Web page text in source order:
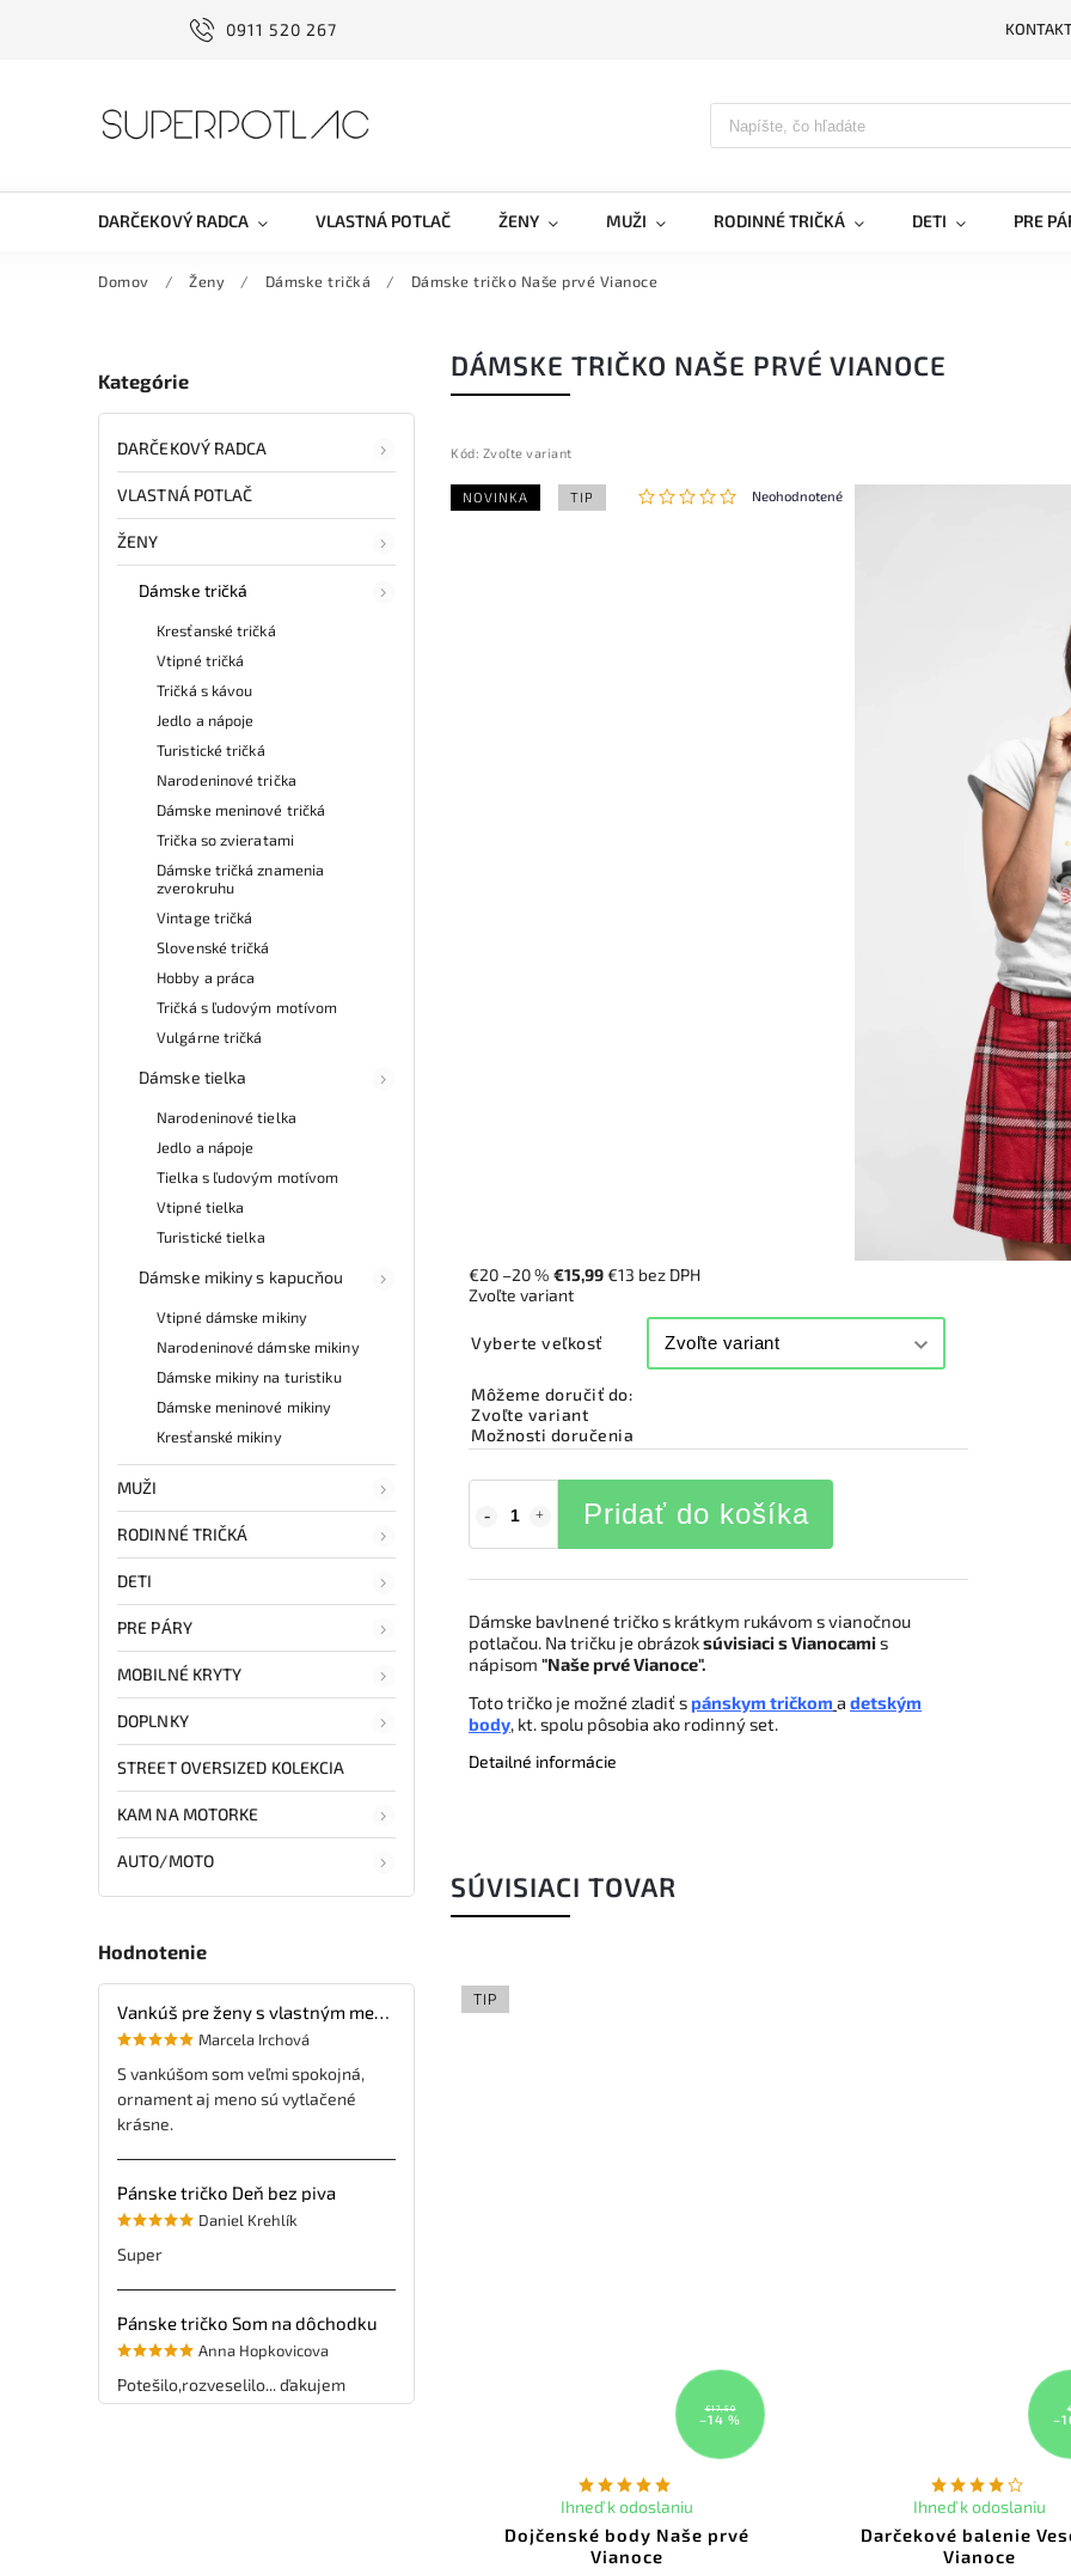
0911 520 267
DARČEKOVÝ RADCA VLASTNÁ POTLAČ ŽENY MUŽI RODINNÉ TRIČKÁ DETI PRE
Domov / Ženy / Dámske tričká / Dámske tričko Naše prvé Vianoce
Kategórie
DARČEKOVÝ RADCA
VLASTNÁ POTLAČ
ŽENY
Dámske tričká
Kresťanské tričká
Vtipné tričká
Tričká s kávou
Jedlo a nápoje
Turistické tričká
Narodeninové trička
Dámske meninové tričká
Trička so zvieratami
Dámske tričká znamenia
zverokruhu
Vintage tričká
Slovenské tričká
Hobby a práca
Tričká s ľudovým motívom
Vulgárne tričká
Dámske tielka
Narodeninové tielka
Jedlo a nápoje
Tielka s ľudovým motívom
Vtipné tielka
Turistické tielka
Dámske mikiny s kapucňou
Vtipné dámske mikiny
Narodeninové dámske mikiny
Dámske mikiny na turistiku
Dámske meninové mikiny
Kresťanské mikiny
MUŽI
RODINNÉ TRIČKÁ
DETI
PRE PÁRY
MOBILNÉ KRYTY
DOPLNKY
STREET OVERSIZED KOLEKCIA
KAM NA MOTORKE
AUTO/MOTO
Hodnotenie
Marcela Irchová
S vankúšom som veľmi spokojná,
ornament aj meno sú vytlačené
krásne.
Pánske tričko Deň bez piva
Daniel Krehlík
Super
Pánske tričko Som na dôchodku
Anna Hopkovicova
Potešilo,rozveselilo... ďakujem
DÁMSKE TRIČKO NAŠE PRVÉ VIANOCE
Kód: Zvoľte variant
NOVINKA TIP Neohodnotené
€20 –20 % €15,99€13 bez DPH
Zvoľte variant
Vyberte veľkosť
Môžeme doručiť do:
Zvoľte variant
Možnosti doručenia
Pridať do košíka
Dámske bavlnené tričko s krátkym rukávom s vianočnou
potlačou. Na tričku je obrázoksúvisiaci s Vianocamis
nápisom "Naše prvé Vianoce".
Toto tričko je možné zladiť spánskym tričkom a detským
body, kt. spolu pôsobia ako rodinný set.
Detailné informácie
SÚVISIACI TOVAR
TIP
€17,50
–14 %
Dojčenské body Naše prvé
Vianoce
Ihneď k odoslaniu
Darčekové balenie
Vianoce
Ihneď k odoslaniu